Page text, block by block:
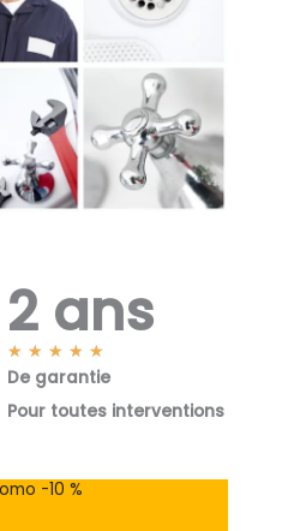
2 ans
★ ★ ★ ★ ★
o
s
De garantie
Pour toutes interventions
-10 %